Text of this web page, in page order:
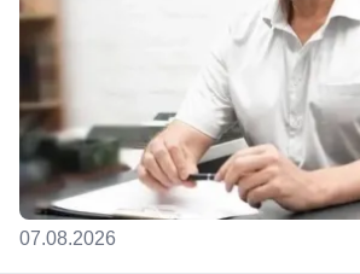
07.08.2026